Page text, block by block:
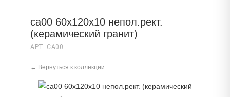
ca00 60x120x10 непол.рект.
(керамический гранит)
АРТ. CA00
← Вернуться к коллекции